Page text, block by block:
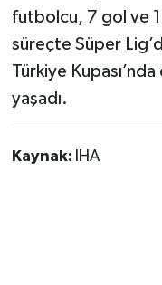
futbolcu, 7 gol ve
süreçte Süper
Türkiye
yaşadı.
Kaynak: İHA